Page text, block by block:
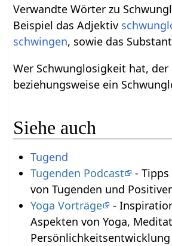
Verwandte Wörter zu
Beispiel das Adjektiv
schwingen, sowie das
Wer Schwunglosigkeit hat,
beziehungsweise ein
Siehe auch
Tugend
Tugenden Podcast
-
von Tugenden und
Yoga Vorträge
-
Aspekten von Yoga,